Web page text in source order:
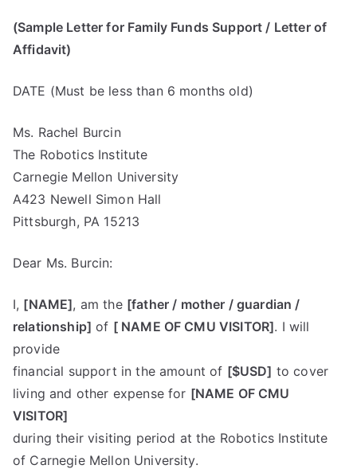
(Sample Letter for Family Funds Support / Letter of
Affidavit)
DATE (Must be less than 6 months old)
Ms. Rachel Burcin
The Robotics Institute
Carnegie Mellon University
A423 Newell Simon Hall
Pittsburgh, PA 15213
Dear Ms. Burcin:
I, [NAME], am the [father / mother / guardian /
relationship] of [ NAME OF CMU VISITOR]. I will
provide
financial support in the amount of [$USD] to cover
living and other expense for [NAME OF CMU
VISITOR]
during their visiting period at the Robotics Institute
of Carnegie Mellon University.